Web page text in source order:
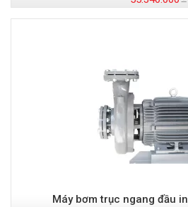
Máy bơm trục ngang đầu